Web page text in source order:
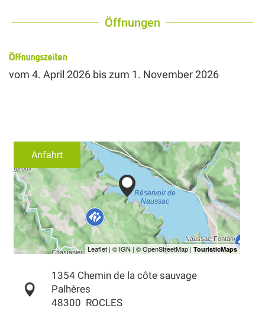
Öffnungen
Öffnungszeiten
vom 4. April 2026 bis zum 1. November 2026
Anfahrt
1354 Chemin de la côte sauvage
Palhères
48300 ROCLES